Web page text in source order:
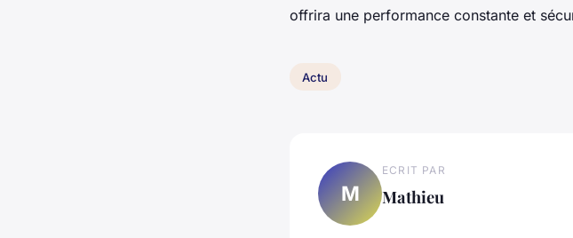
offrira une performance constante et
Actu
M
ECRIT PAR
Mathieu